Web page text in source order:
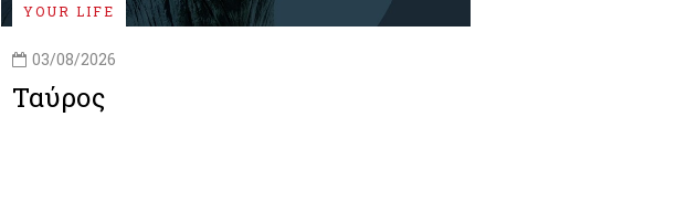
YOUR LIFE
03/08/2026
Ταύρος